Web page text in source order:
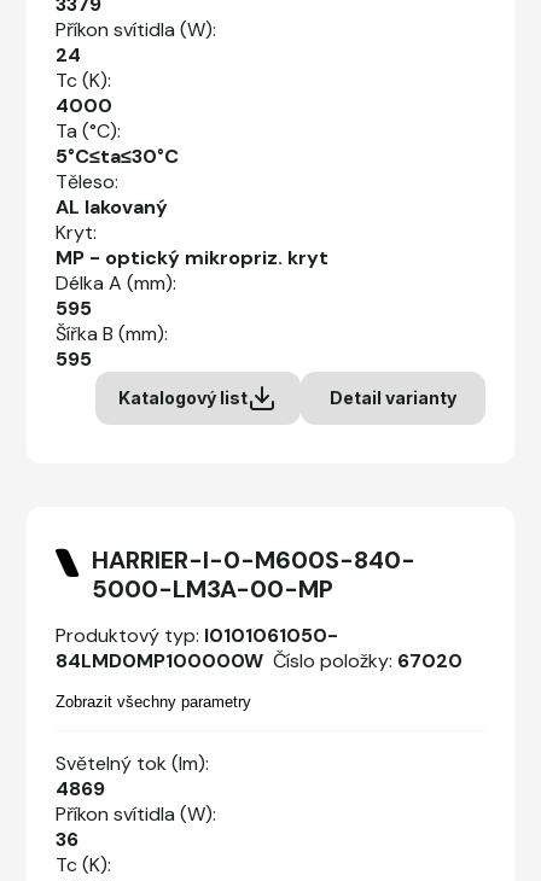
Příkon svítidla (W):
24
Tc (K):
4000
Ta (°C):
5°C≤ta≤30°C
Těleso:
AL lakovaný
Kryt:
MP - optický mikropriz. kryt
Délka A (mm):
595
Šířka B (mm):
595
Katalogový list Detail varianty
HARRIER-I-0-M600S-840-
5000-LM3A-00-MP
Produktový typ: I0101061050-
84LMD0MP100000W Číslo položky: 67020
Zobrazit všechny parametry
Světelný tok (lm):
4869
Příkon svítidla (W):
36
Tc (K):